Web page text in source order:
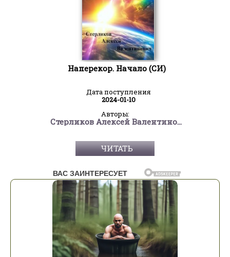
Наперекор. Начало (СИ)
Дата поступления
2024-01-10
Авторы:
Стерликов Алексей Валентинович
ЧИТАТЬ